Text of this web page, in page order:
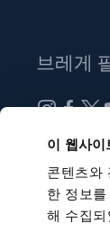
이 웹사이
콘텐츠와
한 정보
해 수집
브레게
뉴스레터